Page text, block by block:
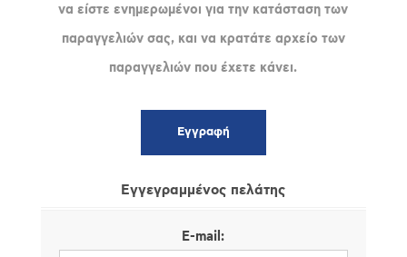
να είστε ενημερωμένοι για την κατάσταση των
παραγγελιών σας, και να κρατάτε αρχείο των
παραγγελιών που έχετε κάνει.
Εγγεγραμμένος πελάτης
E-mail: